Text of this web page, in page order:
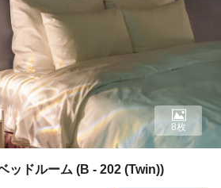
ッドルーム (B - 202 (Twin))
8枚